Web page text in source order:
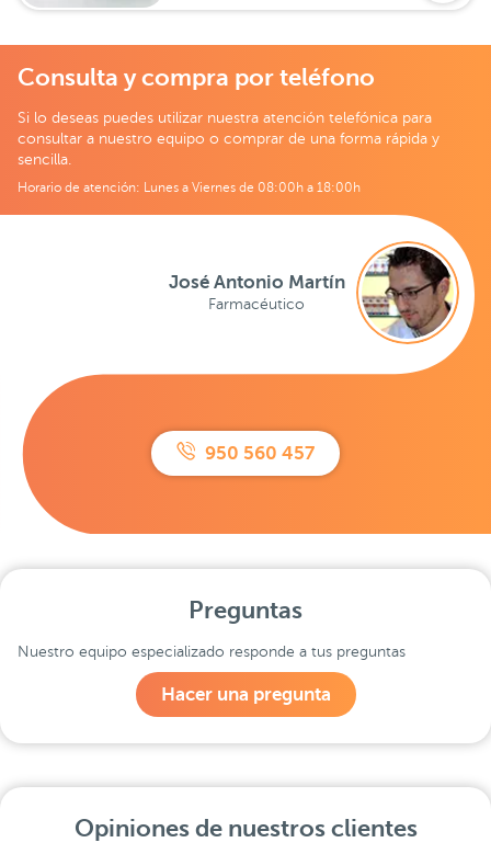
Consulta y compra por teléfono
Si lo deseas puedes utilizar nuestra atención telefónica para
consultar a nuestro equipo o comprar de una forma rápida y
sencilla.
Horario de atención: Lunes a Viernes de 08:00h a 18:00h
950 560 457
José Antonio Martín
Farmacéutico
Preguntas
Nuestro equipo especializado responde a tus preguntas
Hacer una pregunta
Opiniones de nuestros clientes